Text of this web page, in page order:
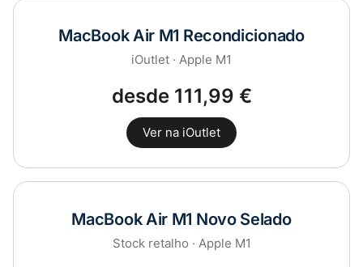
MacBook Air M1 Recondicionado
iOutlet · Apple M1
desde 111,99 €
Ver na iOutlet
MacBook Air M1 Novo Selado
Stock retalho · Apple M1